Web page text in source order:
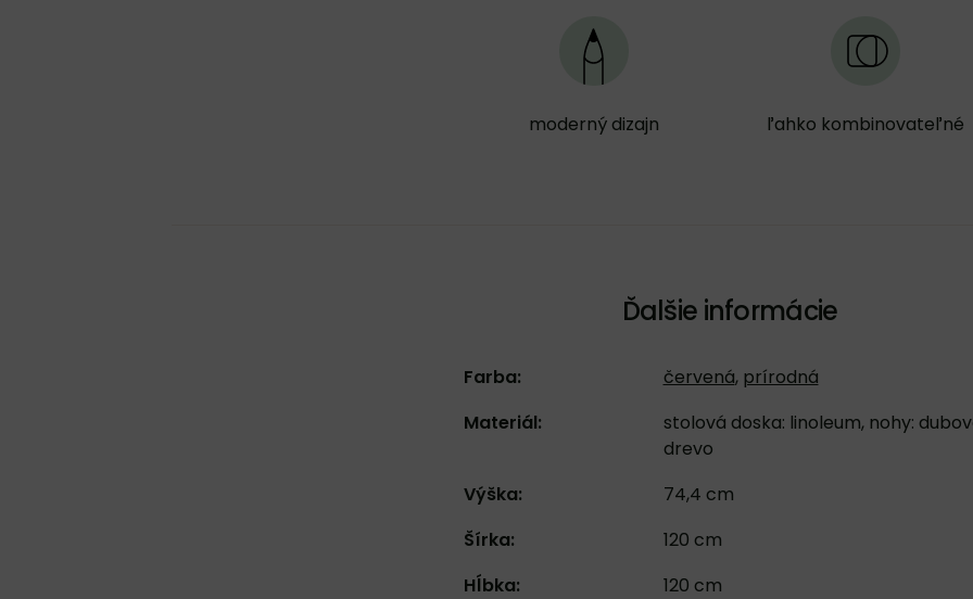
moderný dizajn ľahko kombinovateľné
Ďalšie informácie
Farba: červená, prírodná
Materiál:
stolová doska: linoleum, nohy:
drevo
Výška:
74,4 cm
Šírka:
120 cm
Hĺbka:
120 cm